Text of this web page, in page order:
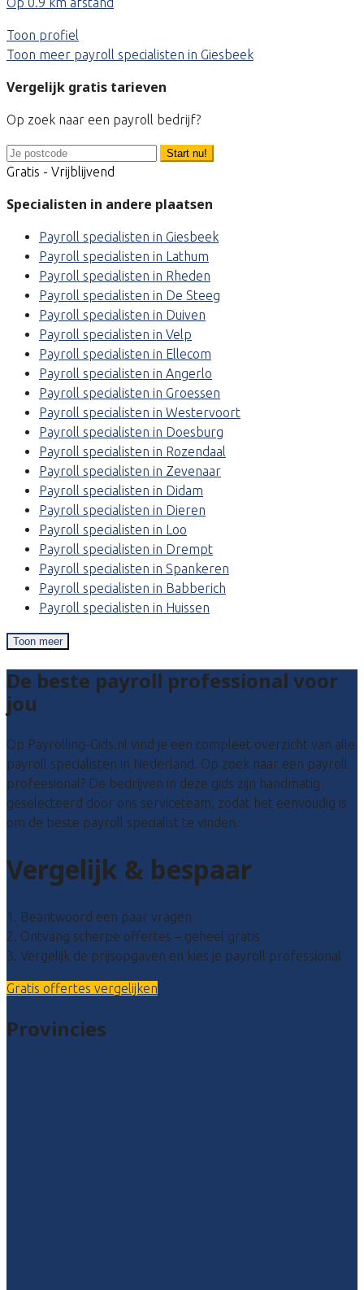
Toon profiel
Toon meer payroll specialisten in Giesbeek
Vergelijk gratis tarieven
Op zoek naar een payroll bedrijf?
Start nu!
Gratis - Vrijblijvend
Specialisten in andere plaatsen
Payroll specialisten in Giesbeek
Payroll specialisten in Lathum
Payroll specialisten in Rheden
Payroll specialisten in De Steeg
Payroll specialisten in Duiven
Payroll specialisten in Velp
Payroll specialisten in Ellecom
Payroll specialisten in Angerlo
Payroll specialisten in Groessen
Payroll specialisten in Westervoort
Payroll specialisten in Doesburg
Payroll specialisten in Rozendaal
Payroll specialisten in Zevenaar
Payroll specialisten in Didam
Payroll specialisten in Dieren
Payroll specialisten in Loo
Payroll specialisten in Drempt
Payroll specialisten in Spankeren
Payroll specialisten in Babberich
Payroll specialisten in Huissen
Toon meer
De beste payroll professional voor
jou
Op Payrolling-Gids.nl vind je een compleet overzicht van alle
payroll specialisten in Nederland. Op zoek naar een payroll
profeesional? De bedrijven in deze gids zijn handmatig
geselecteerd door ons serviceteam, zodat het eenvoudig is
om de beste payroll specialist te vinden.
Vergelijk & bespaar
1. Beantwoord een paar vragen
2. Ontvang scherpe offertes – geheel gratis
3. Vergelijk de prijsopgaven en kies je payroll professional
Gratis offertes vergelijken
Provincies